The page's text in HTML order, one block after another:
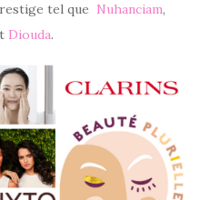
tel que Nuhanciam,
Diouda.